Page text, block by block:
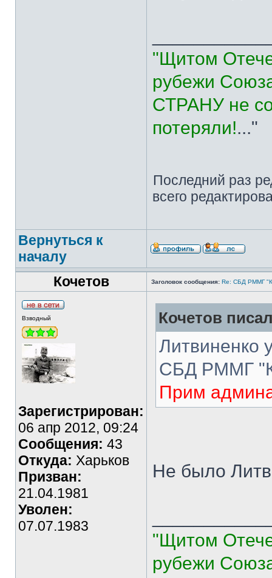
"Щитом
рубежи
СТРАНУ не
потеряли!..."
Последний раз
всего
Вернуться к
началу
Кочетов
Заголовок сообщения: Re: СБД РММГ
Взводный
Зарегистрирован:
06 апр 2012, 09:24
Сообщения: 43
Откуда: Харьков
Призван:
21.04.1981
Уволен:
07.07.1983
Кочетов
Литвиненко
СБД РММГ
Прим
Не было
"Щитом
рубежи